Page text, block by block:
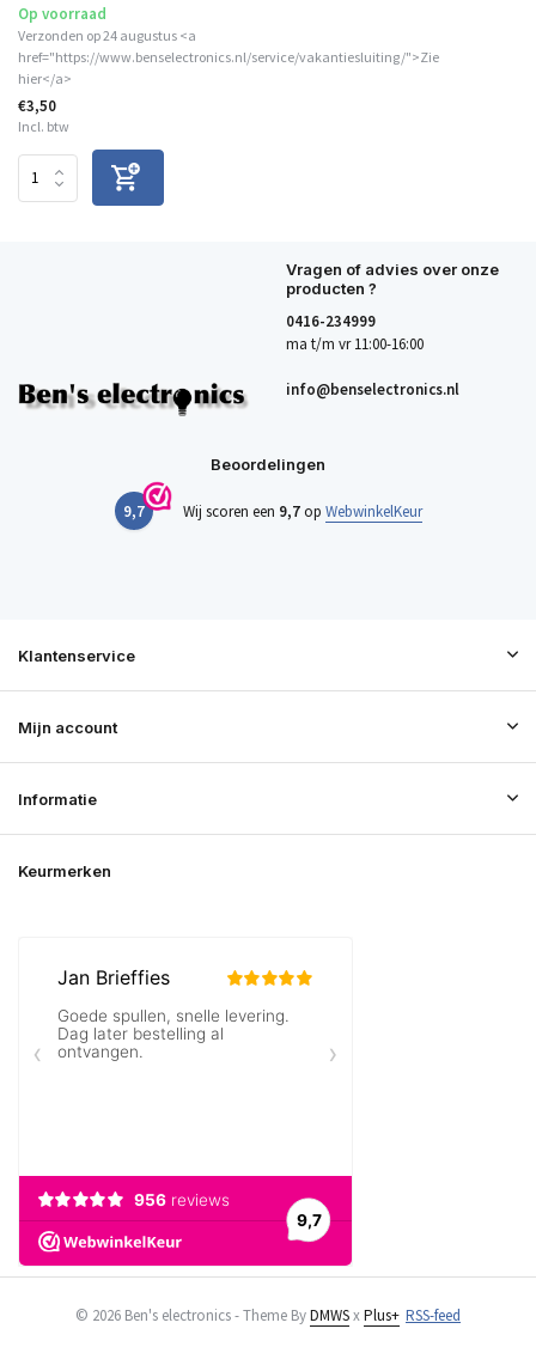
Op voorraad
Verzonden op 24 augustus <a
href="https://www.benselectronics.nl/service/vakantiesluiting/">Zie
hier</a>
€3,50
Incl. btw
Vragen of advies over onze
producten ?
0416-234999
ma t/m vr 11:00-16:00
info@benselectronics.nl
Beoordelingen
9,7 Wij scoren een 9,7op WebwinkelKeur
Klantenservice
Mijn account
Informatie
Keurmerken
© 2026 Ben's electronics - Theme ByDMWSxPlus+ RSS-feed